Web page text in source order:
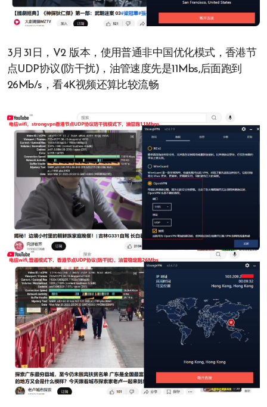
3月31日，V2 版本，使用普通非中国优化模式，香港节
点UDP协议(防干扰)，油管速度先是11Mbs,后面跑到
26Mb/s，看4K视频还算比较流畅